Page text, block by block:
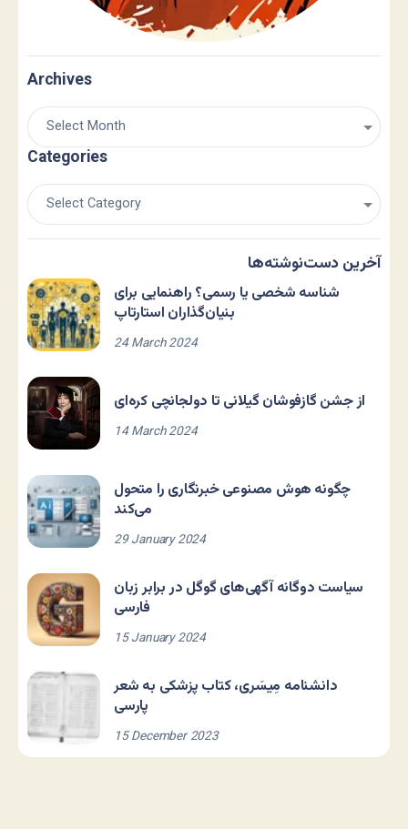
Archives
Categories
آخرین دست‌نوشته‌ها
شناسه شخصی یا رسمی؟ راهنمایی برای
بنیان‌گذاران استارتاپ
24 March 2024
از جشن گازفوشان گیلانی تا دولجانچی کره‌ای
14 March 2024
چگونه هوش مصنوعی خبرنگاری را متحول
می‌کند
29 January 2024
سیاست دوگانه آگهی‌های گوگل در برابر زبان
فارسی
15 January 2024
دانشنامه مِیسَری، کتاب پزشکی به شعر
پارسی
15 December 2023